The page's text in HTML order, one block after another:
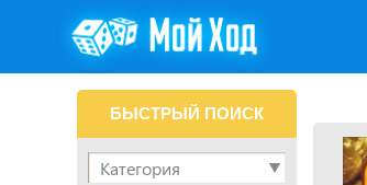
БЫСТРЫЙ ПОИСК